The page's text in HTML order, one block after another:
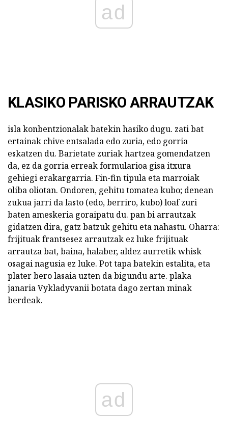
ad
KLASIKO PARISKO ARRAUTZAK
isla konbentzionalak batekin hasiko dugu. zati bat
ertainak chive entsalada edo zuria, edo gorria
eskatzen du. Barietate zuriak hartzea gomendatzen
da, ez da gorria erreak formularioa gisa itxura
gehiegi erakargarria. Fin-fin tipula eta marroiak
oliba oliotan. Ondoren, gehitu tomatea kubo; denean
zukua jarri da lasto (edo, berriro, kubo) loaf zuri
baten ameskeria goraipatu du. pan bi arrautzak
gidatzen dira, gatz batzuk gehitu eta nahastu. Oharra:
frijituak frantsesez arrautzak ez luke frijituak
arrautza bat, baina, halaber, aldez aurretik whisk
osagai nagusia ez luke. Pot tapa batekin estalita, eta
plater bero lasaia uzten da bigundu arte. plaka
janaria Vykladyvanii botata dago zertan minak
berdeak.
ad